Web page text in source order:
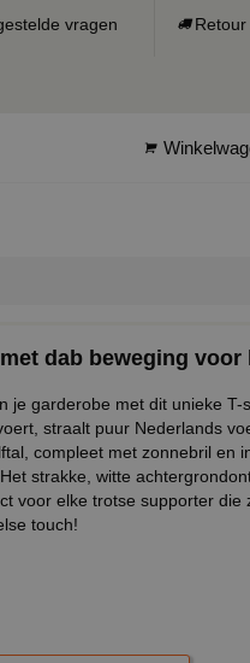
vragen Retour
dab beweging
je garderobe met dit unieke
straalt puur Nederlands
compleet met zonnebril en
strakke, witte
voor elke trotse supporter
touch!